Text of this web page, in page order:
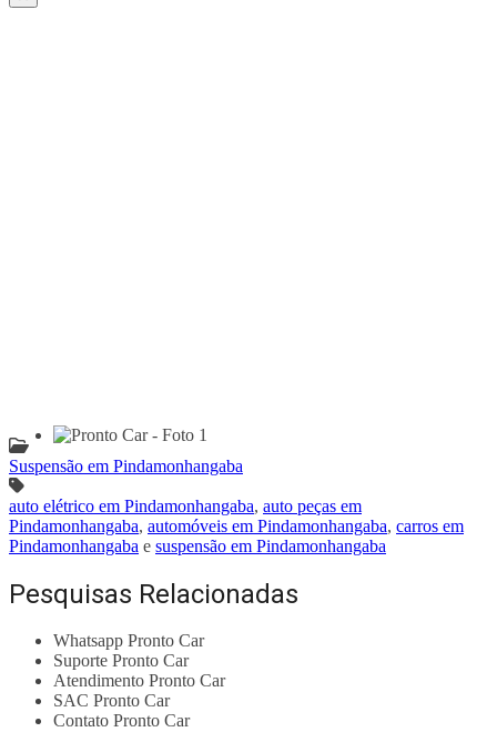
Suspensão em Pindamonhangaba
auto elétrico em Pindamonhangaba, auto peças em
Pindamonhangaba, automóveis em Pindamonhangaba, carros em
Pindamonhangaba e suspensão em Pindamonhangaba
Pesquisas Relacionadas
Whatsapp Pronto Car
Suporte Pronto Car
Atendimento Pronto Car
SAC Pronto Car
Contato Pronto Car